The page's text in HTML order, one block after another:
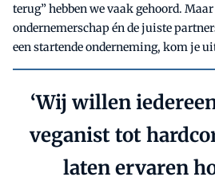
terug” hebben we vaak gehoord.
ondernemerschap én de juiste
een startende onderneming, kom je
‘Wij willen
veganist tot
laten ervaren